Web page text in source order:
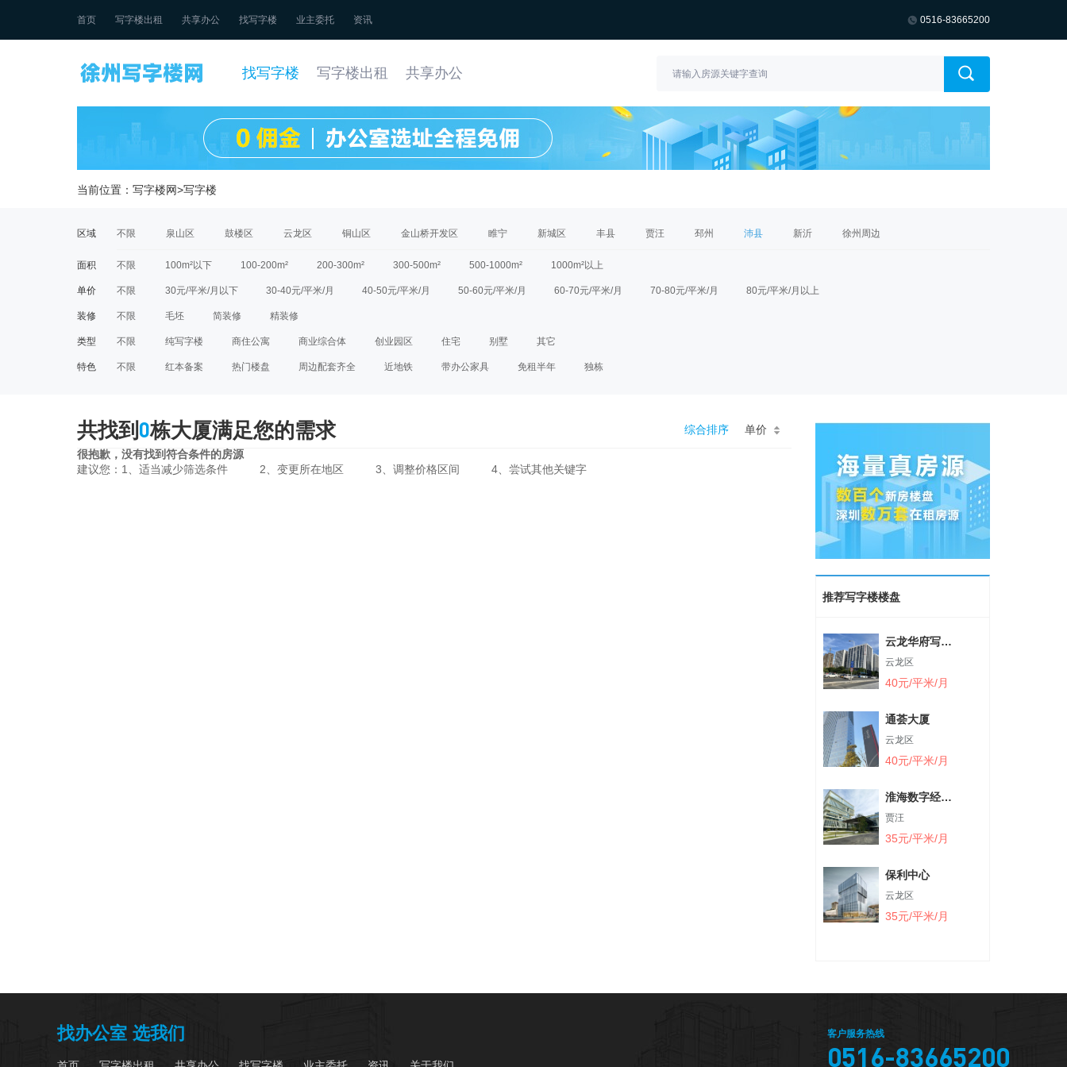
首页 写字楼出租 共享办公 找写字楼 业主委托 资讯 0516-83665200
找写字楼 写字楼出租 共享办公
当前位置： 写字楼网>写字楼
区域 不限 泉山区 鼓楼区 云龙区 铜山区 金山桥开发区 睢宁 新城区 丰县 贾汪 邳州 沛县 新沂 徐州周边
面积 不限 100m²以下 100-200m² 200-300m² 300-500m² 500-1000m² 1000m²以上
单价 不限 30元/平米/月以下 30-40元/平米/月 40-50元/平米/月 50-60元/平米/月 60-70元/平米/月 70-80元/平米/月 80元/平米/月以上
装修 不限 毛坯 简装修 精装修
类型 不限 纯写字楼 商住公寓 商业综合体 创业园区 住宅 别墅 其它
特色 不限 红本备案 热门楼盘 周边配套齐全 近地铁 带办公家具 免租半年 独栋
共找到 0栋大厦满足您的需求 综合排序
单价
很抱歉，没有找到符合条件的房源
建议您：1、适当减少筛选条件
2、变更所在地区 3、调整价格区间 4、尝试其他关键字
推荐写字楼楼盘
云龙华府写字
楼
云龙区
40元/平米/月
通荟大厦
云龙区
40元/平米/月
淮海数字经济
产业园
贾汪
35元/平米/月
保利中心
云龙区
35元/平米/月
找办公室 选我们 客户服务热线
0516-83665200